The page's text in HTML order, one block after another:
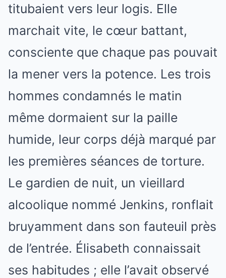
titubaient vers leur logis. Elle
marchait vite, le cœur battant,
consciente que chaque pas pouvait
la mener vers la potence. Les trois
hommes condamnés le matin
même dormaient sur la paille
humide, leur corps déjà marqué par
les premières séances de torture.
Le gardien de nuit, un vieillard
alcoolique nommé Jenkins, ronflait
bruyamment dans son fauteuil près
de l’entrée. Élisabeth connaissait
ses habitudes ; elle l’avait observé